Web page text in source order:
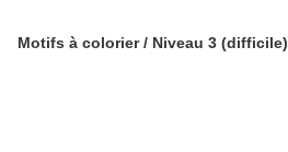
Motifs à colorier / Niveau 3 (difficile)